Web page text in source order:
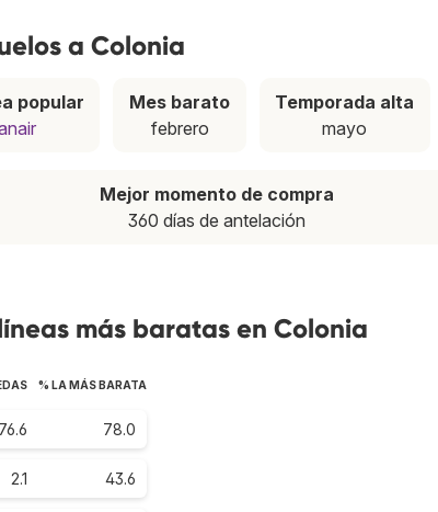
a Colonia
popular
Mes barato
febrero
Temporada alta
mayo
Mejor momento de compra
360 días de antelación
más baratas en Colonia
% LA MÁS BARATA
76.6 78.0
2.1 43.6